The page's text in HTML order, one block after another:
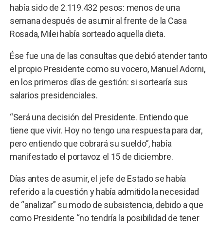
había sido de 2.119.432 pesos: menos de una
semana después de asumir al frente de la Casa
Rosada, Milei había sorteado aquella dieta.
Ése fue una de las consultas que debió atender tanto
el propio Presidente como su vocero, Manuel Adorni,
en los primeros días de gestión: si sortearía sus
salarios presidenciales.
“Será una decisión del Presidente. Entiendo que
tiene que vivir. Hoy no tengo una respuesta para dar,
pero entiendo que cobrará su sueldo”, había
manifestado el portavoz el 15 de diciembre.
Días antes de asumir, el jefe de Estado se había
referido a la cuestión y había admitido la necesidad
de “analizar” su modo de subsistencia, debido a que
como Presidente “no tendría la posibilidad de tener